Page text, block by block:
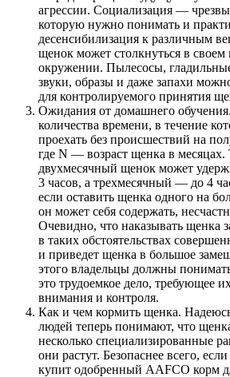
агрессии. Социализация —
которую нужно понимать и
десенсибилизация к различным
щенок может столкнуться в
окружении. Пылесосы,
звуки, образы и даже запахи
для контролируемого принятия
Ожидания от домашнего
количества времени, в течение
проехать без происшествий на
где N — возраст щенка в месяцах.
двухмесячный щенок может
3 часов, а трехмесячный — до 4
если оставить щенка одного на
он может себя содержать,
Очевидно, что наказывать щенка
в таких обстоятельствах
и приведет щенка в большое
этого владельцы должны
это трудоемкое дело, требующее
внимания и контроля.
Как и чем кормить щенка.
людей теперь понимают, что
несколько специализированные
они растут. Безопаснее всего,
купит одобренный AAFCO корм